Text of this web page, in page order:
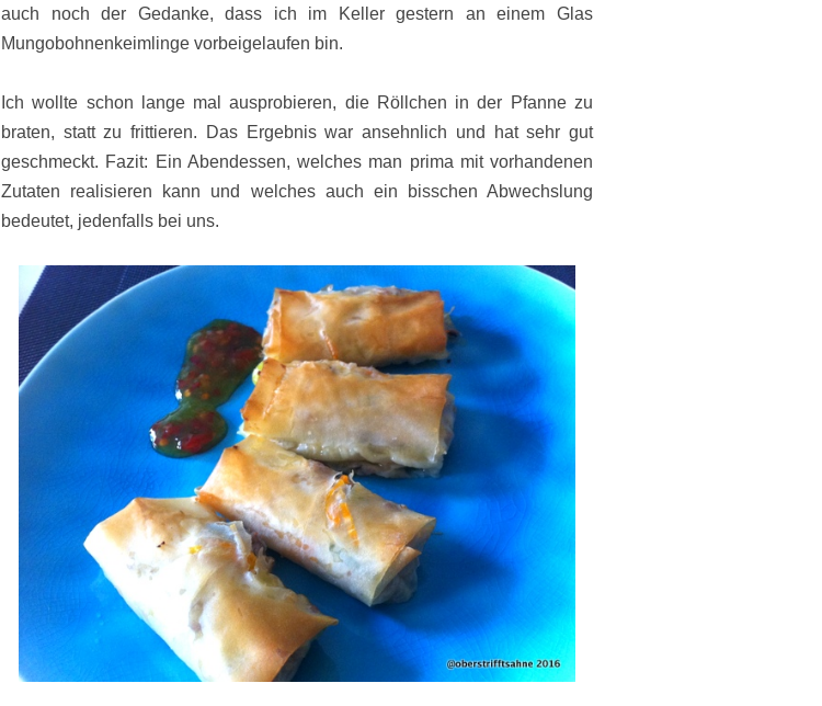
auch noch der Gedanke, dass ich im Keller gestern an einem Glas
Mungobohnenkeimlinge vorbeigelaufen bin.
Ich wollte schon lange mal ausprobieren, die Röllchen in der Pfanne zu
braten, statt zu frittieren.
Das Ergebnis war ansehnlich und hat sehr gut
geschmeckt. Fazit: Ein Abendessen, welches man prima mit vorhandenen
Zutaten realisieren kann und welches auch ein bisschen Abwechslung
bedeutet, jedenfalls bei uns.